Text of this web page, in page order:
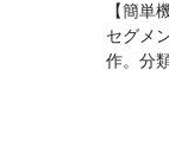
【簡単
セグメ
作。分